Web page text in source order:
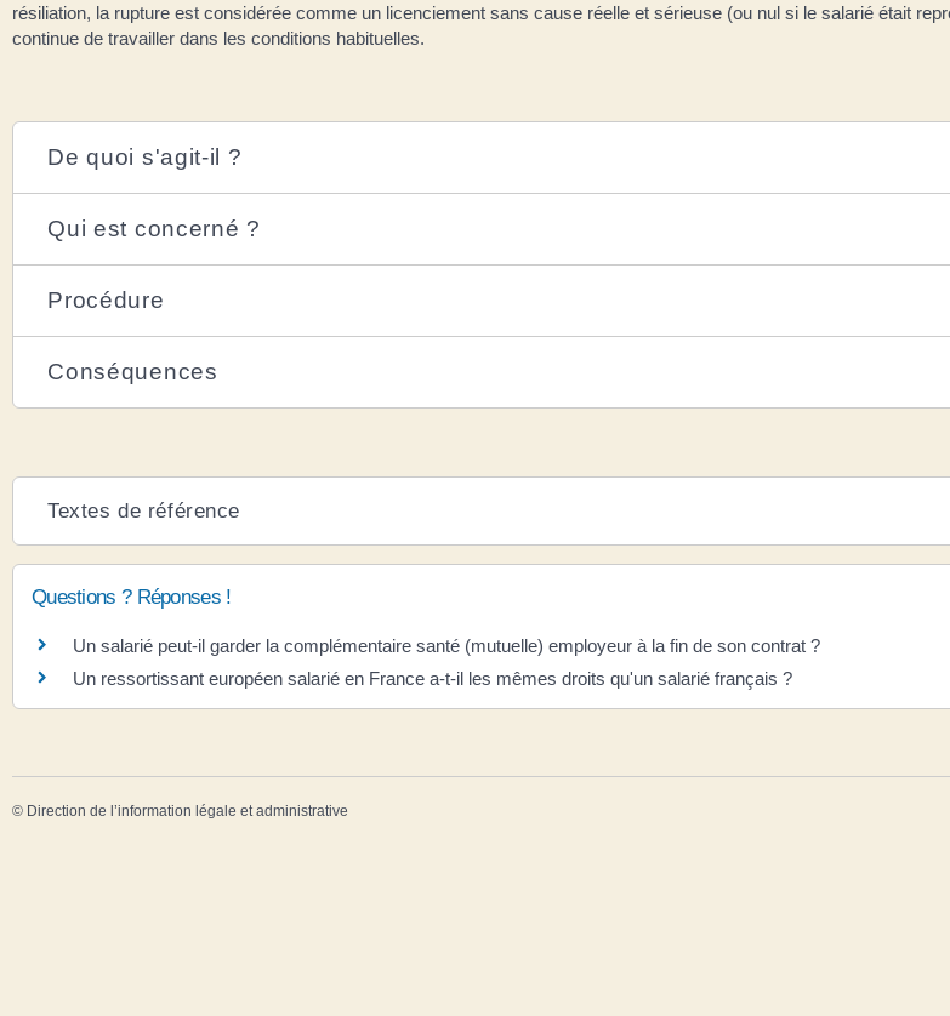
résiliation, la rupture est considérée comme un licenciement sans cause réelle et sérieuse (ou nul si le salarié était
continue de travailler dans les conditions habituelles.
De quoi s'agit-il ?
Qui est concerné ?
Procédure
Conséquences
Textes de référence
Questions ? Réponses !
Un salarié peut-il garder la complémentaire santé (mutuelle) employeur à la fin de son contrat ?
Un ressortissant européen salarié en France a-t-il les mêmes droits qu'un salarié français ?
© Direction de l’information légale et administrative